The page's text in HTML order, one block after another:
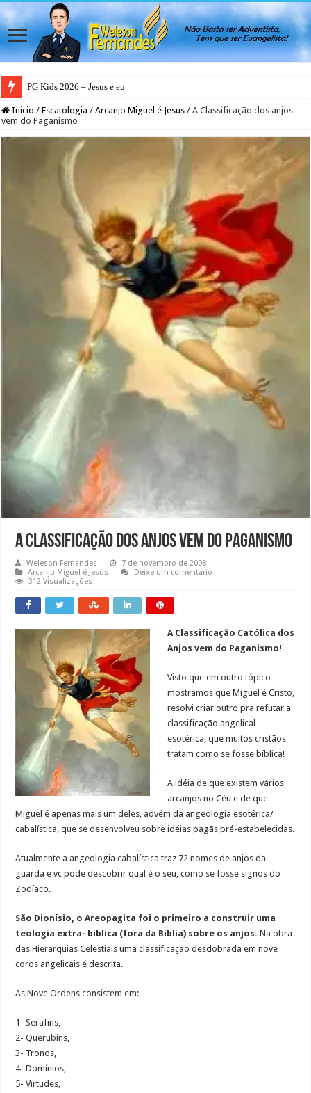
PG Kids 2026 – Jesus e eu
Inicio / Escatologia / Arcanjo Miguel é Jesus / A Classificação dos anjos
vem do Paganismo
A Classificação dos anjos vem do Paganismo
Weleson Fernandes
7 de novembro de 2008
Arcanjo Miguel é Jesus
Deixe um comentário
312 Visualizações
A Classificação Católica dos
Anjos vem do Paganismo!
Visto que em outro tópico
mostramos que Miguel é Cristo,
resolvi criar outro pra refutar a
classificação angelical
esotérica, que muitos cristãos
tratam como se fosse bíblica!
A idéia de que existem vários
arcanjos no Céu e de que
Miguel é apenas mais um deles, advém da angeologia esotérica/
cabalística, que se desenvolveu sobre idéias pagãs pré-estabelecidas.
Atualmente a angeologia cabalística traz 72 nomes de anjos da
guarda e vc pode descobrir qual é o seu, como se fosse signos do
Zodíaco.
São Dionísio, o Areopagita foi o primeiro a construir uma
teologia extra- bíblica (fora da Bíblia) sobre os anjos. Na obra
das Hierarquias Celestiais uma classificação desdobrada em nove
coros angelicais é descrita.
As Nove Ordens consistem em:
1- Serafins,
2- Querubins,
3- Tronos,
4- Domínios,
5- Virtudes,